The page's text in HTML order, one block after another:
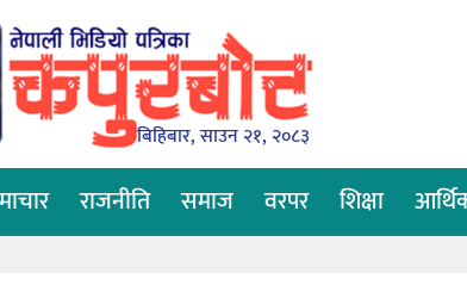
बिहिबार, साउन २१, २०८३
राजनीति समाज वरपर शिक्षा